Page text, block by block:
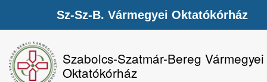
Szabolcs-Szatmár-Bereg Vármegyei
Oktatókórház
Sz-Sz-B. Vármegyei Oktatókórház